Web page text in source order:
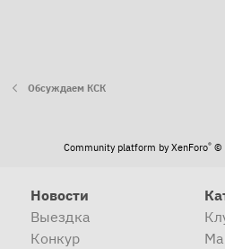
Обсуждаем КСК
Community platform by XenForo® ©
Новости
Выездка
Конкур